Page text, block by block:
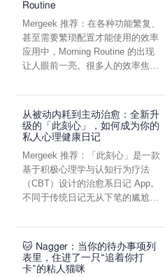
Routine
Mergeek 推荐：在各种功能繁复、
甚至需要繁琐配置才能使用的效率
应用中，Morning Routine 的出现
让人眼前一亮。很多人的效率焦
从被动内耗到主动治愈：全新升
级的「此刻心」，如何成为你的
私人心理健康日记
Mergeek 推荐：「此刻心」是一款
基于积极心理学与认知行为疗法
（CBT）设计的治愈系日记 App。
不同于传统日记无从下笔的尴尬，
🐱 Nagger：当你的待办事项列
表里，住进了一只“追着你打
卡”的粘人猫咪